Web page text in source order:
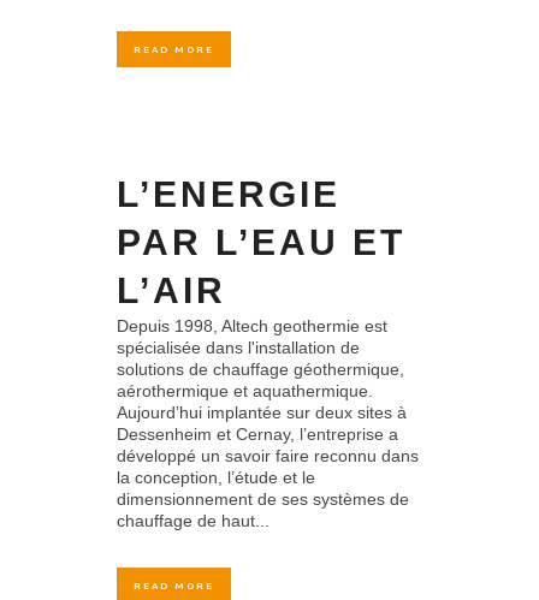
READ MORE
L’ENERGIE
PAR L’EAU ET
L’AIR
Depuis 1998, Altech geothermie est
spécialisée dans l'installation de
solutions de chauffage géothermique,
aérothermique et aquathermique.
Aujourd’hui implantée sur deux sites à
Dessenheim et Cernay, l’entreprise a
développé un savoir faire reconnu dans
la conception, l’étude et le
dimensionnement de ses systèmes de
chauffage de haut...
READ MORE